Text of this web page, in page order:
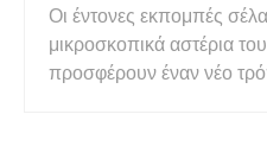
Οι έντονες εκπομπές
μικροσκοπικά αστέρια
προσφέρουν έναν νέο